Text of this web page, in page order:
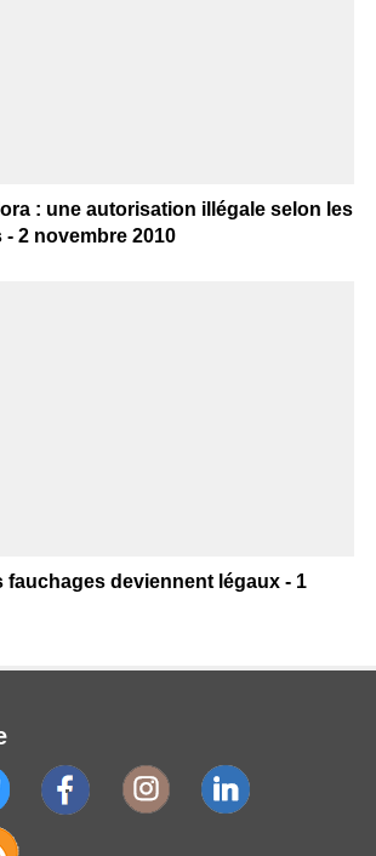
: une autorisation illégale selon les
2 novembre 2010
fauchages deviennent légaux - 1